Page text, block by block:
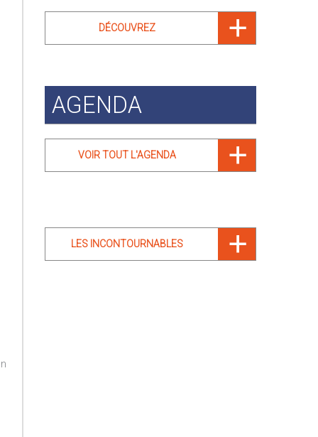
DÉCOUVREZ
AGENDA
VOIR TOUT L'AGENDA
LES INCONTOURNABLES